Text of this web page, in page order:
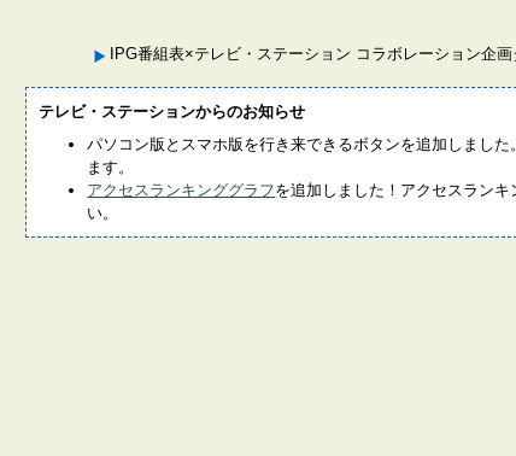
IPG番組表×テレビ・ステーション コラボレーション企
テレビ・ステーションからのお知らせ
パソコン版とスマホ版を行き来できるボタンを追加しまし
ます。
アクセスランキンググラフを追加しました！アクセスラン
い。